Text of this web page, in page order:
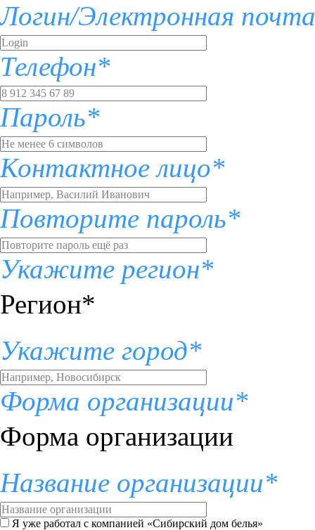
Логин/Электронная
Телефон*
Пароль*
Контактное лицо*
Повторите пароль*
Укажите регион*
Регион*
Укажите город*
Форма организации*
Форма организации
Название организации*
Я уже работал с компанией «Сибирский дом белья»